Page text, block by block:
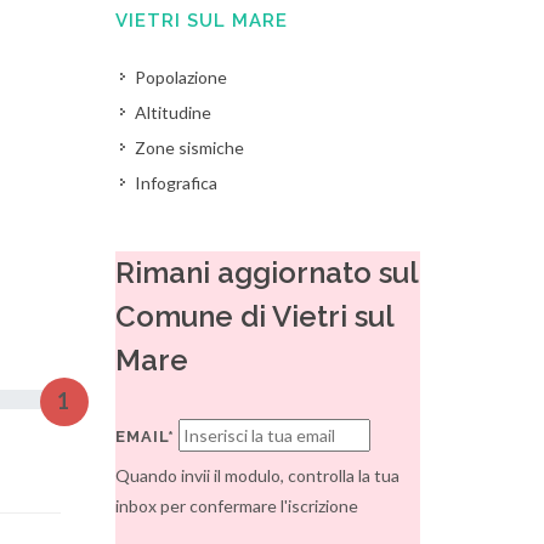
1
VIETRI SUL MARE
Popolazione
Altitudine
Zone sismiche
Infografica
Rimani aggiornato sul
Comune di Vietri sul
Mare
EMAIL*
Quando invii il modulo, controlla la tua
inbox per confermare l'iscrizione